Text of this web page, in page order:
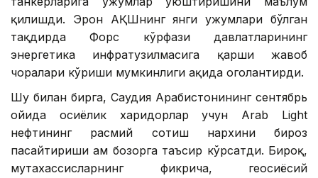
қилишди. Эрон АҚШнинг янги ҳужумлари бўлган
тақдирда Форс кўрфази давлатларининг
энергетика инфратузилмасига қарши жавоб
чоралари кўриши мумкинлиги ҳақида огоҳлантирди.
Шу билан бирга, Саудия Арабистонининг сентябрь
ойида осиёлик харидорлар учун Arab Light
нефтининг расмий сотиш нархини бироз
пасайтириши ҳам бозорга таъсир кўрсатди. Бироқ,
мутахассисларнинг фикрича, геосиёсий